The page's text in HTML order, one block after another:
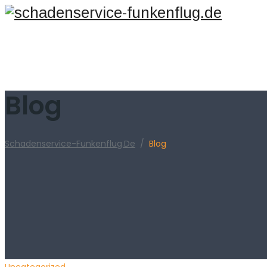
Blog
Schadenservice-Funkenflug.de / Blog